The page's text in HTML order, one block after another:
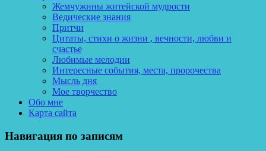
Жемчужины житейской мудрости
Ведические знания
Притчи
Цитаты, стихи о жизни , вечности, любви и
счастье
Любимые мелодии
Интересные события, места, пророчества
Мысль дня
Мое творчество
Обо мне
Карта сайта
Навигация по записям